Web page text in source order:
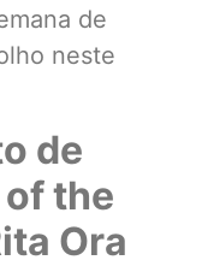
de
neste
de
the
Ora